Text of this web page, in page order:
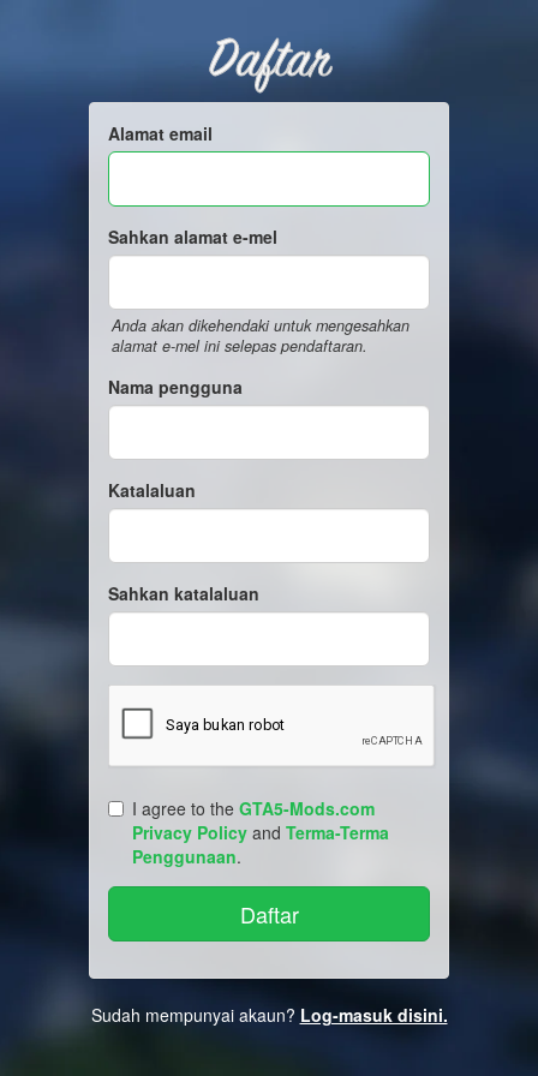
Daftar
Alamat email
Sahkan alamat e-mel
Anda akan dikehendaki untuk mengesahkan
alamat e-mel ini selepas pendaftaran.
Nama pengguna
Katalaluan
Sahkan katalaluan
I agree to the GTA5-Mods.com
Privacy Policy and Terma-Terma
Penggunaan.
Sudah mempunyai akaun? Log-masuk disini.